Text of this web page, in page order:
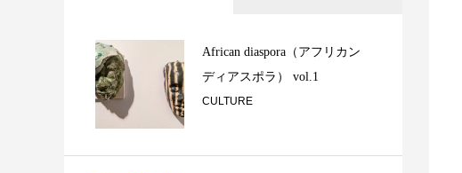
クンゴボンゴ web ...
African diaspora（アフリカン
ディアスポラ） vol.1
CULTURE